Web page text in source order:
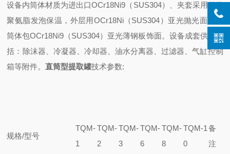
设备内筒体材质为进出口OCr18Ni9（SUS304）、夹套采用整体
聚氨脂发泡保温，外层用OCr18Ni（SUS304）亚光抛光面，外
筒体包OCr18Ni9（SUS304）亚光薄钢板饰面。设备成套供应包
括：除沫器、冷凝器、冷却器、油水分离器、过滤器、气缸控制
箱等附件。直筒型提取罐技术参数:
规格/型号
TQM-
1
TQM-
2
TQM-
3
TQM-
6
TQM-
8
TQM-1
0
备
注